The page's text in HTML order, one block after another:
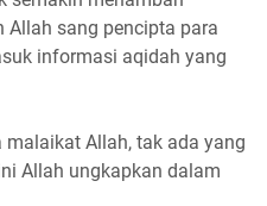
Allah sang pencipta para
informasi aqidah yang
Allah, tak ada yang
Allah ungkapkan dalam